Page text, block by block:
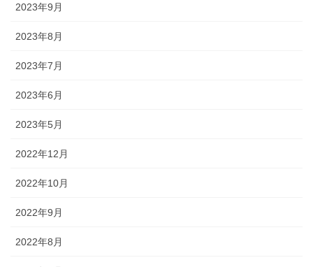
2023年9月
2023年8月
2023年7月
2023年6月
2023年5月
2022年12月
2022年10月
2022年9月
2022年8月